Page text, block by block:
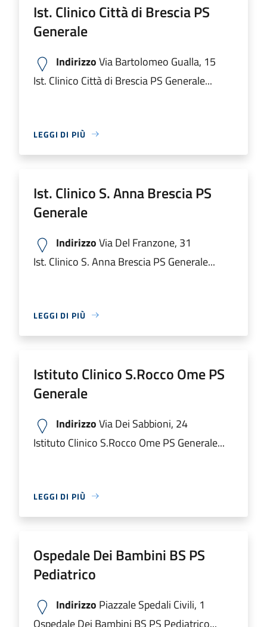
Ist. Clinico Città di Brescia PS
Generale
IndirizzoVia Bartolomeo Gualla, 15
Ist. Clinico Città di Brescia PS Generale...
LEGGI DI PIÙ
Ist. Clinico S. Anna Brescia PS
Generale
IndirizzoVia Del Franzone, 31
Ist. Clinico S. Anna Brescia PS Generale...
LEGGI DI PIÙ
Istituto Clinico S.Rocco Ome PS
Generale
IndirizzoVia Dei Sabbioni, 24
Istituto Clinico S.Rocco Ome PS Generale...
LEGGI DI PIÙ
Ospedale Dei Bambini BS PS
Pediatrico
Indirizzo Piazzale Spedali Civili, 1
Ospedale Dei Bambini BS PS Pediatrico...